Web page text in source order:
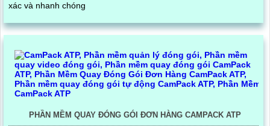
xác và nhanh chóng
PHẦN MỀM QUAY ĐÓNG GÓI ĐƠN HÀNG CAMPACK ATP